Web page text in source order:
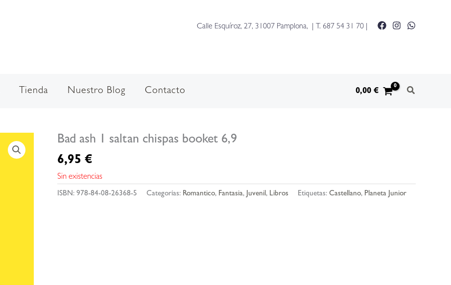
Calle Esquíroz, 27, 31007 Pamplona, | T. 687 54 31 70
Tienda Nuestro Blog Contacto 0,00€
Bad ash 1 saltan chispas booket 6,9
6,95 €
Sin existencias
ISBN: 978-84-08-26368-5 Categorías: Romantico, Fantasia, Juvenil, Libros Etiquetas: Castellano, Planeta Junior